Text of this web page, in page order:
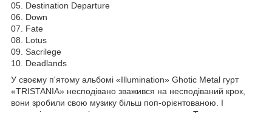
05. Destination Departure
06. Down
07. Fate
08. Lotus
09. Sacrilege
10. Deadlands
У своєму п'ятому альбомі «Illumination» Ghotic Metal гурт
«TRISTANIA» несподівано зважився на несподіваний крок,
вони зробили свою музику більш поп-орієнтованою. І